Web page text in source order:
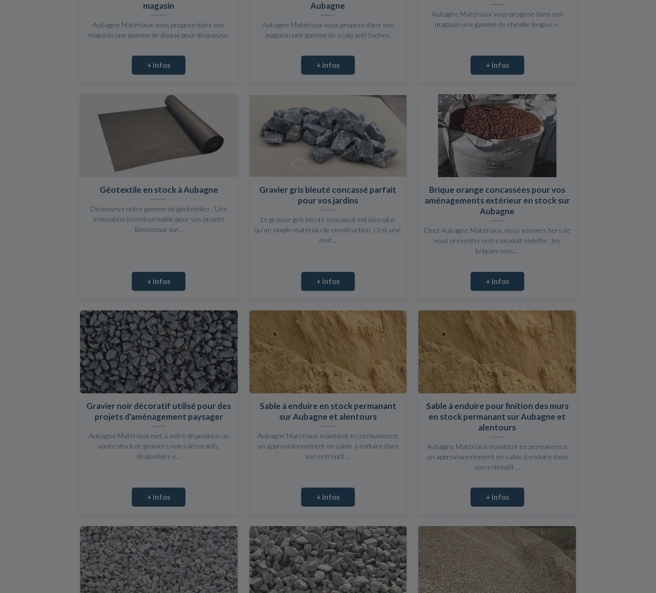
magasin
Aubagne Matériaux vous propose dans son
magasin une gamme de disque pour disqueuse.
+ infos
Aubagne
Aubagne Matériaux vous propose dans son
magasin une gamme de scalp anti-taches.
+ infos
Aubagne Matériaux vous propose dans son
magasin une gamme de cheville longue +.
+ infos
Géotextile en stock à Aubagne
Découvrez notre gamme de géotextiles : Une
innovation incontournable pour vos projets
Bienvenue sur...
+ infos
Gravier gris bleuté concassé parfait
pour vos jardins
Le gravier gris bleuté concassé est bien plus
qu'un simple matériau de construction, c'est une
invit...
+ infos
Brique orange concassées pour vos
aménagements extérieur en stock sur
Aubagne
Chez Aubagne Matériaux, nous sommes fiers de
vous présenter notre produit vedette : les
briques conc...
+ infos
Gravier noir décoratif utilisé pour des
projets d'aménagement paysager
Aubagne Matériaux met à votre disposition un
vaste stock de graviers noirs décoratifs,
disponibles e...
+ infos
Sable à enduire en stock permanant
sur Aubagne et alentours
Aubagne Matériaux maintient en permanence
un approvisionnement en sable à enduire dans
son entrepôt ...
+ infos
Sable à enduire pour finition des murs
en stock permanant sur Aubagne et
alentours
Aubagne Matériaux maintient en permanence
un approvisionnement en sable à enduire dans
son entrepôt ...
+ infos